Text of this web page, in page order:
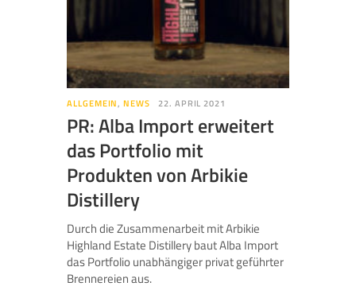
ALLGEMEIN,NEWS 22. APRIL 2021
PR: Alba Import erweitert
das Portfolio mit
Produkten von Arbikie
Distillery
Durch die Zusammenarbeit mit Arbikie
Highland Estate Distillery baut Alba Import
das Portfolio unabhängiger privat geführter
Brennereien aus.